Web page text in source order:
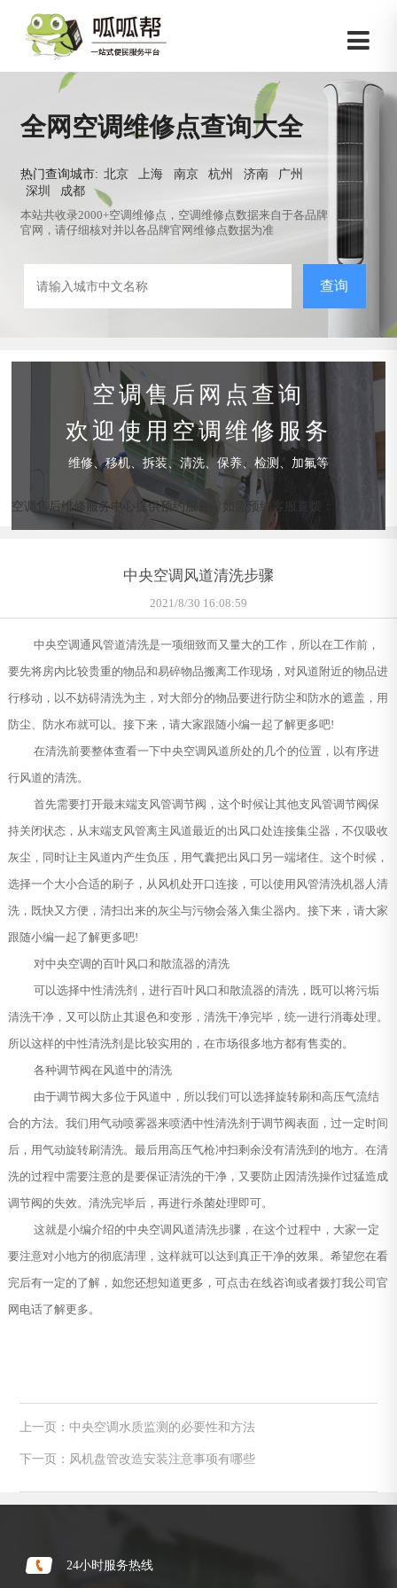
全网空调维修点查询大全
热门查询城市: 北京 上海 南京 杭州 济南
广州
深圳
成都
本站共收录2000+空调维修点，空调维修点数据来自于各品牌
官网，请仔细核对并以各品牌官网维修点数据为准
查询
空调售后网点查询
欢迎使用空调维修服务
维修、移机、拆装、清洗、保养、检测、加氟等
空调售后维修服务中心提供预约服务，如需预约客服直拨：
中央空调风道清洗步骤
2021/8/30 16:08:59
中央空调通风管道清洗是一项细致而又量大的工作，所以在工作前，
要先将房内比较贵重的物品和易碎物品搬离工作现场，对风道附近的物品进
行移动，以不妨碍清洗为主，对大部分的物品要进行防尘和防水的遮盖，用
防尘、防水布就可以。接下来，请大家跟随小编一起了解更多吧!
在清洗前要整体查看一下中央空调风道所处的几个的位置，以有序进
行风道的清洗。
首先需要打开最末端支风管调节阀，这个时候让其他支风管调节阀保
持关闭状态，从末端支风管离主风道最近的出风口处连接集尘器，不仅吸收
灰尘，同时让主风道内产生负压，用气囊把出风口另一端堵住。这个时候，
选择一个大小合适的刷子，从风机处开口连接，可以使用风管清洗机器人清
洗，既快又方便，清扫出来的灰尘与污物会落入集尘器内。接下来，请大家
跟随小编一起了解更多吧!
对中央空调的百叶风口和散流器的清洗
可以选择中性清洗剂，进行百叶风口和散流器的清洗，既可以将污垢
清洗干净，又可以防止其退色和变形，清洗干净完毕，统一进行消毒处理。
所以这样的中性清洗剂是比较实用的，在市场很多地方都有售卖的。
各种调节阀在风道中的清洗
由于调节阀大多位于风道中，所以我们可以选择旋转刷和高压气流结
合的方法。我们用气动喷雾器来喷洒中性清洗剂于调节阀表面，过一定时间
后，用气动旋转刷清洗。最后用高压气枪冲扫剩余没有清洗到的地方。在清
洗的过程中需要注意的是要保证清洗的干净，又要防止因清洗操作过猛造成
调节阀的失效。清洗完毕后，再进行杀菌处理即可。
这就是小编介绍的中央空调风道清洗步骤，在这个过程中，大家一定
要注意对小地方的彻底清理，这样就可以达到真正干净的效果。希望您在看
完后有一定的了解，如您还想知道更多，可点击在线咨询或者拨打我公司官
网电话了解更多。
上一页：中央空调水质监测的必要性和方法
下一页：风机盘管改造安装注意事项有哪些
24小时服务热线